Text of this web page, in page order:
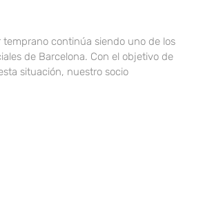
temprano continúa siendo uno de los
de Barcelona. Con el objetivo de
situación, nuestro socio